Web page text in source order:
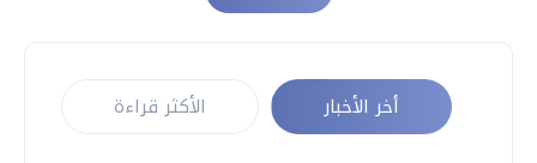
أخر الأخبار الأكثر قراءة